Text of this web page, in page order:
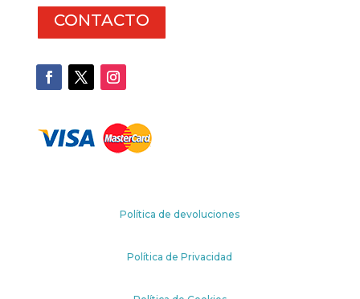
CONTACTO
Política de devoluciones
Política de Privacidad